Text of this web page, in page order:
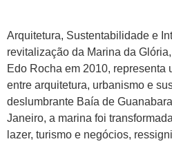
Arquitetura, Sustentabilidade e
revitalização da Marina da
Edo Rocha em 2010, representa
entre arquitetura, urbanismo e
deslumbrante Baía de
Janeiro, a marina foi
lazer, turismo e negócios,